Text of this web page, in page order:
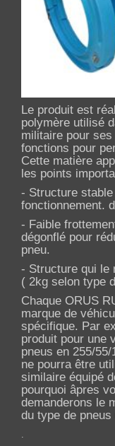
Le produit est
polymère utilisé
militaire pour
fonctions pour
Cette matière
les points
- Structure
fonctionnement.
- Faible
dégonflé pour
pneu.
- Structure qui le
( 2kg selon type
Chaque ORUS
marque de
spécifique. Par
produit pour une
pneus en 255/
ne pourra être
similaire équipé
pourquoi âpres
demanderons le
du type de pneus
.